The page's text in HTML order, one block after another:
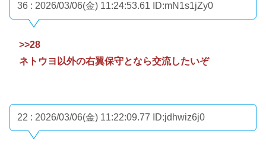
36 : 2026/03/06(金) 11:24:53.61 ID:mN1s1jZy0
>>28
ネトウヨ以外の右翼保守となら交流したいぞ
22 : 2026/03/06(金) 11:22:09.77 ID:jdhwiz6j0